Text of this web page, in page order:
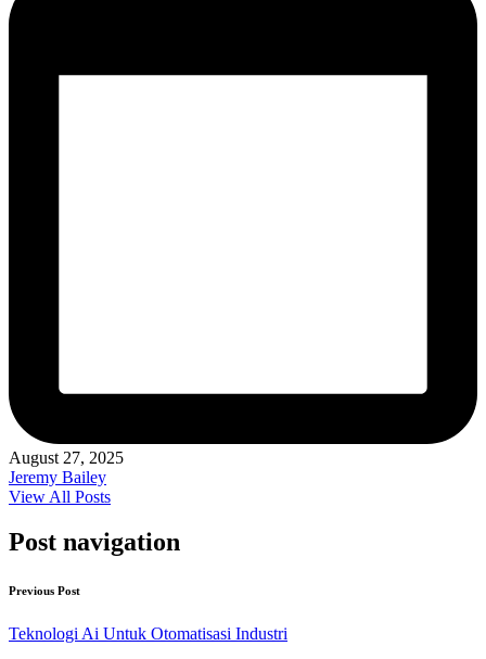
August 27, 2025
Jeremy Bailey
View All Posts
Post navigation
Previous Post
Teknologi Ai Untuk Otomatisasi Industri